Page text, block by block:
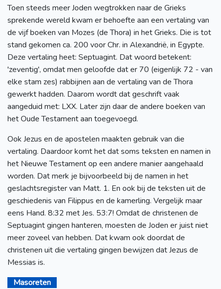
Toen steeds meer Joden wegtrokken naar de Grieks
sprekende wereld kwam er behoefte aan een vertaling van
de vijf boeken van Mozes (de Thora) in het Grieks. Die is tot
stand gekomen ca. 200 voor Chr. in Alexandrië, in Egypte.
Deze vertaling heet: Septuagint. Dat woord betekent:
'zeventig', omdat men geloofde dat er 70 (eigenlijk 72 - van
elke stam zes) rabbijnen aan de vertaling van de Thora
gewerkt hadden. Daarom wordt dat geschrift vaak
aangeduid met: LXX. Later zijn daar de andere boeken van
het Oude Testament aan toegevoegd.
Ook Jezus en de apostelen maakten gebruik van die
vertaling. Daardoor komt het dat soms teksten en namen in
het Nieuwe Testament op een andere manier aangehaald
worden. Dat merk je bijvoorbeeld bij de namen in het
geslachtsregister van Matt. 1. En ook bij de teksten uit de
geschiedenis van Filippus en de kamerling. Vergelijk maar
eens Hand. 8:32 met Jes. 53:7! Omdat de christenen de
Septuagint gingen hanteren, moesten de Joden er juist niet
meer zoveel van hebben. Dat kwam ook doordat de
christenen uit die vertaling gingen bewijzen dat Jezus de
Messias is.
Masoreten